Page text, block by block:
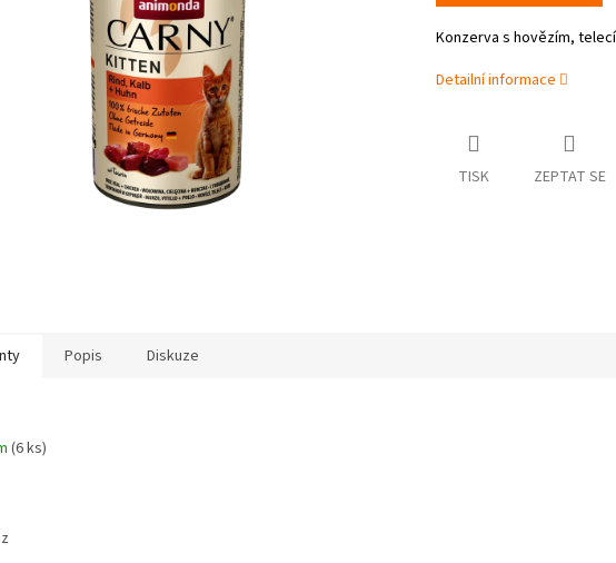
Konzerva s hovězím,
Detailní informace
TISK ZEPTAT SE
Popis Diskuze
(6 ks)